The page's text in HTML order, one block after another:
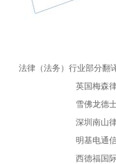
法律（法务）行业部分翻
英国梅森
雪佛龙德
深圳南山
明基电通
西德福国